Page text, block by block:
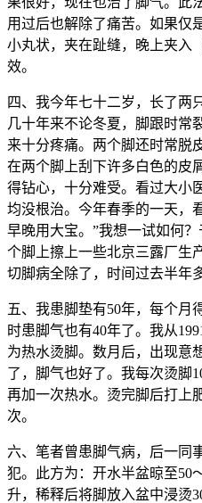
用过后也解除了痛苦。如果仅
小丸状，夹在趾缝，晚上夹入
效。
四、我今年七十二岁，长了两
几十年来不论冬夏，脚跟时常
来十分疼痛。两个脚还时常脱
在两个脚上刮下许多白色的皮
得钻心，十分难受。看过大小
均没根治。今年春季的一天，
早晚用大宝。”我想一试如何
个脚上擦上一些北京三露厂生
切脚病全除了，时间过去半年
五、我患脚垫有50年，每个月
时患脚气也有40年了。我从
为热水烫脚。数月后，出现意
了，脚气也好了。我每次烫脚
再加一次热水。烫完脚后打上
次。
六、笔者曾患脚气病，后一同
犯。此方为：开水半盆晾至50
升，稀释后将脚放入盆中浸烫